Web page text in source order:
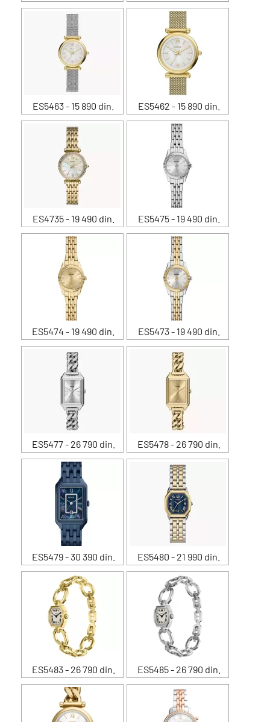
ES5463 - 15 890 din. ES5462 - 15 890 din.
ES4735 - 19 490 din. ES5475 - 19 490 din.
ES5474 - 19 490 din. ES5473 - 19 490 din.
ES5477 - 26 790 din. ES5478 - 26 790 din.
ES5479 - 30 390 din. ES5480 - 21 990 din.
ES5483 - 26 790 din. ES5485 - 26 790 din.